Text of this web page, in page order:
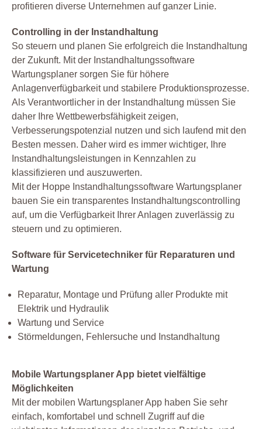
profitieren diverse Unternehmen auf ganzer Linie.
Controlling in der Instandhaltung
So steuern und planen Sie erfolgreich die Instandhaltung
der Zukunft. Mit der Instandhaltungssoftware
Wartungsplaner sorgen Sie für höhere
Anlagenverfügbarkeit und stabilere Produktionsprozesse.
Als Verantwortlicher in der Instandhaltung müssen Sie
daher Ihre Wettbewerbsfähigkeit zeigen,
Verbesserungspotenzial nutzen und sich laufend mit den
Besten messen. Daher wird es immer wichtiger, Ihre
Instandhaltungsleistungen in Kennzahlen zu
klassifizieren und auszuwerten.
Mit der Hoppe Instandhaltungssoftware Wartungsplaner
bauen Sie ein transparentes Instandhaltungscontrolling
auf, um die Verfügbarkeit Ihrer Anlagen zuverlässig zu
steuern und zu optimieren.
Software für Servicetechniker für Reparaturen und
Wartung
Reparatur, Montage und Prüfung aller Produkte mit
Elektrik und Hydraulik
Wartung und Service
Störmeldungen, Fehlersuche und Instandhaltung
Mobile Wartungsplaner App bietet vielfältige
Möglichkeiten
Mit der mobilen Wartungsplaner App haben Sie sehr
einfach, komfortabel und schnell Zugriff auf die